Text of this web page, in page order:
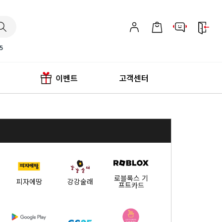
이벤트 고객센터
피자에땅 강강술래 로블록스 기
프트카드